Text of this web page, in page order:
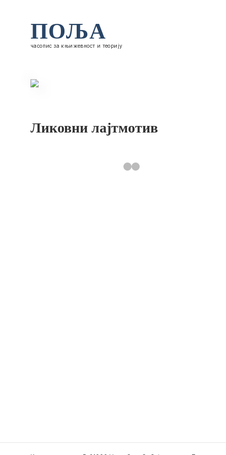
ПОЉА
часопис за књижевност и теорију
Ликовни лајтмотив